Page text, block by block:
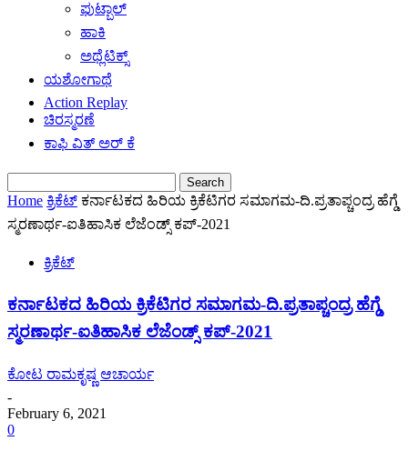
ಫುಟ್ಬಾಲ್
ಹಾಕಿ
ಅಥ್ಲೆಟಿಕ್ಸ್
ಯಶೋಗಾಥೆ
Action Replay
ಚಿರಸ್ಮರಣೆ
ಕಾಫಿ ವಿತ್ ಅರ್ ಕೆ
Home ಕ್ರಿಕೆಟ್ ಕರ್ನಾಟಕದ ಹಿರಿಯ ಕ್ರಿಕೆಟಿಗರ ಸಮಾಗಮ-ದಿ‌.ಪ್ರತಾಪ್ಚಂದ್ರ ಹೆಗ್ಡೆ
ಸ್ಮರಣಾರ್ಥ-ಐತಿಹಾಸಿಕ ಲೆಜೆಂಡ್ಸ್ ಕಪ್-2021
ಕ್ರಿಕೆಟ್
ಕರ್ನಾಟಕದ ಹಿರಿಯ ಕ್ರಿಕೆಟಿಗರ ಸಮಾಗಮ-ದಿ‌.ಪ್ರತಾಪ್ಚಂದ್ರ ಹೆಗ್ಡೆ
ಸ್ಮರಣಾರ್ಥ-ಐತಿಹಾಸಿಕ ಲೆಜೆಂಡ್ಸ್ ಕಪ್-2021
ಕೋಟ ರಾಮಕೃಷ್ಣ ಆಚಾರ್ಯ
-
February 6, 2021
0